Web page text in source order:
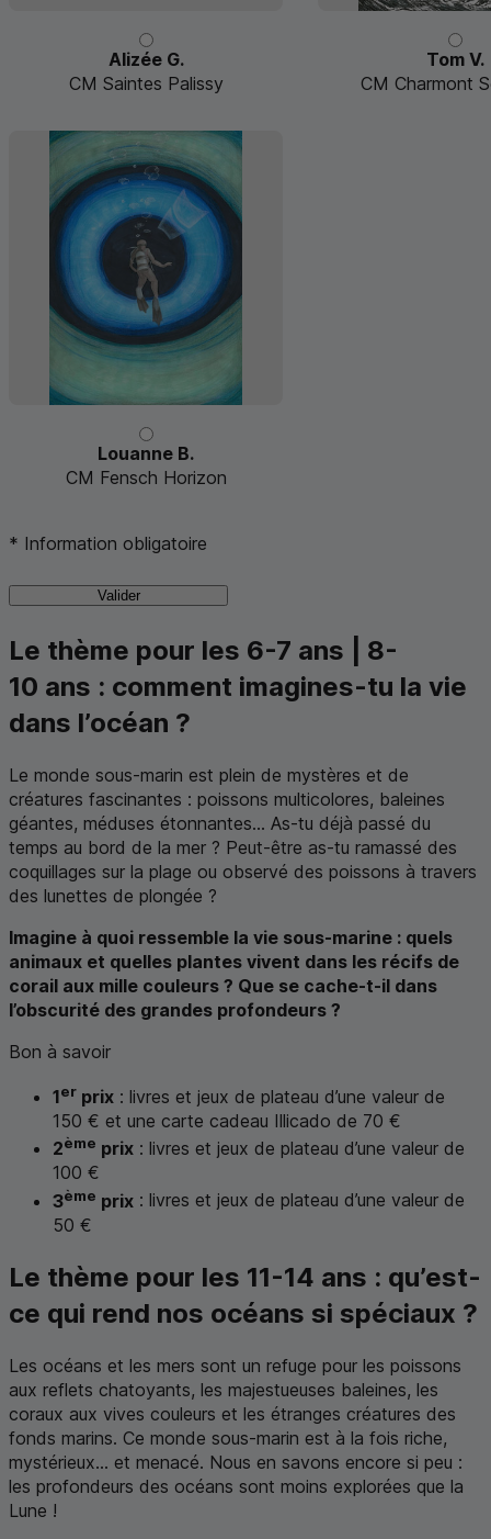
Alizée G.
CM Saintes Palissy
Tom V.
CM Charmont
Louanne B.
CM Fensch Horizon
* Information obligatoire
Valider
Le thème pour les 6-7 ans | 8-
10 ans : comment imagines-tu la vie
dans l’océan ?
Le monde sous-marin est plein de mystères et de
créatures fascinantes : poissons multicolores, baleines
géantes, méduses étonnantes... As-tu déjà passé du
temps au bord de la mer ? Peut-être as-tu ramassé des
coquillages sur la plage ou observé des poissons à travers
des lunettes de plongée ?
Imagine à quoi ressemble la vie sous-marine : quels
animaux et quelles plantes vivent dans les récifs de
corail aux mille couleurs ? Que se cache-t-il dans
l’obscurité des grandes profondeurs ?
Bon à savoir
1er prix : livres et jeux de plateau d’une valeur de
150 € et une carte cadeau Illicado de 70 €
2ème prix : livres et jeux de plateau d’une valeur de
100 €
3ème prix : livres et jeux de plateau d’une valeur de
50 €
Le thème pour les 11-14 ans : qu’est-
ce qui rend nos océans si spéciaux ?
Les océans et les mers sont un refuge pour les poissons
aux reflets chatoyants, les majestueuses baleines, les
coraux aux vives couleurs et les étranges créatures des
fonds marins. Ce monde sous-marin est à la fois riche,
mystérieux... et menacé. Nous en savons encore si peu :
les profondeurs des océans sont moins explorées que la
Lune !